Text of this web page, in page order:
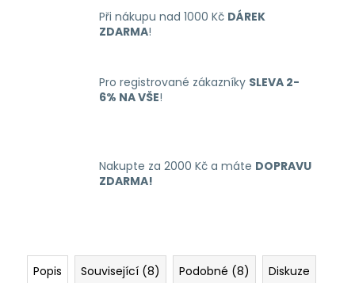
Při nákupu nad 1000 Kč DÁREK
ZDARMA!
Pro registrované zákazníky SLEVA 2-
6% NA VŠE!
Nakupte za 2000 Kč a máte DOPRAVU
ZDARMA!
Popis Související (8) Podobné (8) Diskuze